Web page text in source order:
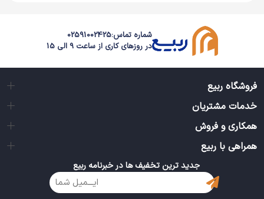
شماره تماس:02591002425
در روزهای کاری از ساعت 9 الی 15
فروشگاه ربیع
خدمات مشتریان
همکاری و فروش
همراهی با ربیع
جدید ترین تخفیف ها در خبرنامه ربیع